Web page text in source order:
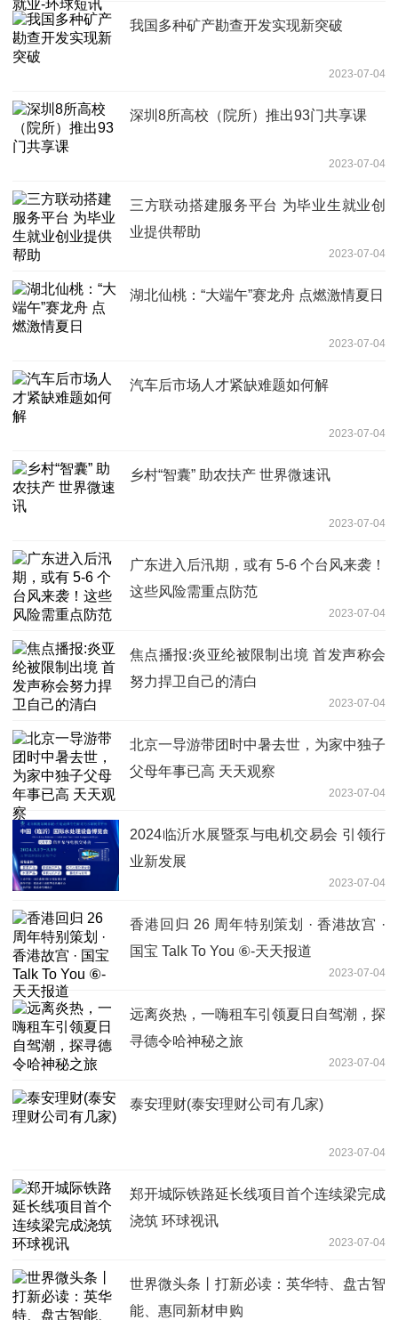
我国多种矿产勘查开发实现新突破
2023-07-04
深圳8所高校（院所）推出93门共享课
2023-07-04
三方联动搭建服务平台 为毕业生就业创
业提供帮助
2023-07-04
湖北仙桃：“大端午”赛龙舟 点燃激情夏日
2023-07-04
汽车后市场人才紧缺难题如何解
2023-07-04
乡村“智囊” 助农扶产 世界微速讯
2023-07-04
广东进入后汛期，或有 5-6 个台风来袭！
这些风险需重点防范
2023-07-04
焦点播报:炎亚纶被限制出境 首发声称会
努力捍卫自己的清白
2023-07-04
北京一导游带团时中暑去世，为家中独子
父母年事已高 天天观察
2023-07-04
2024临沂水展暨泵与电机交易会 引领行
业新发展
2023-07-04
香港回归 26 周年特别策划 · 香港故宫 ·
国宝 Talk To You ⑥-天天报道
2023-07-04
远离炎热，一嗨租车引领夏日自驾潮，探
寻德令哈神秘之旅
2023-07-04
泰安理财(泰安理财公司有几家)
2023-07-04
郑开城际铁路延长线项目首个连续梁完成
浇筑 环球视讯
2023-07-04
世界微头条丨打新必读：英华特、盘古智
能、惠同新材申购